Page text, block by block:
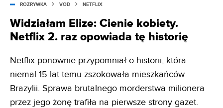
ROZRYWKA VOD NETFLIX
Widziałam Elize: Cienie kobiety.
Netflix 2. raz opowiada tę historię
Netflix ponownie przypomniał o historii, która
niemal 15 lat temu zszokowała mieszkańców
Brazylii. Sprawa brutalnego morderstwa milionera
przez jego żonę trafiła na pierwsze strony gazet.